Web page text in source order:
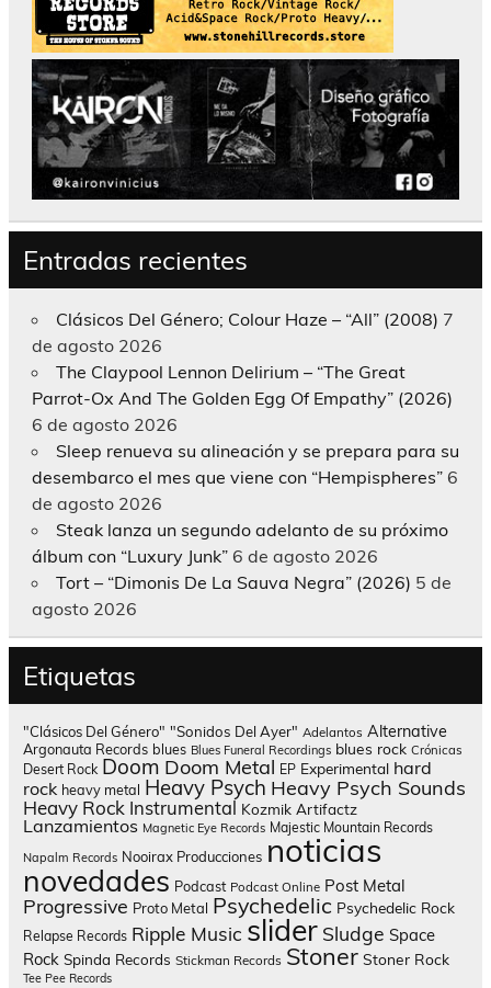
Entradas recientes
Clásicos Del Género; Colour Haze – “All” (2008) 7
de agosto 2026
The Claypool Lennon Delirium – “The Great
Parrot-Ox And The Golden Egg Of Empathy” (2026)
6 de agosto 2026
Sleep renueva su alineación y se prepara para su
desembarco el mes que viene con “Hempispheres” 6
de agosto 2026
Steak lanza un segundo adelanto de su próximo
álbum con “Luxury Junk” 6 de agosto 2026
Tort – “Dimonis De La Sauva Negra” (2026) 5 de
agosto 2026
Etiquetas
"Clásicos Del Género" "Sonidos Del Ayer" Adelantos Alternative
Argonauta Records blues Blues Funeral Recordings blues rock Crónicas
Desert Rock Doom Doom Metal EP Experimental hard
rock heavy metal Heavy Psych Heavy Psych Sounds
Heavy Rock Instrumental Kozmik Artifactz
Lanzamientos Magnetic Eye Records Majestic Mountain Records
Napalm Records Nooirax Producciones noticias
novedades Podcast Podcast Online Post Metal
Progressive Proto Metal Psychedelic Psychedelic Rock
Relapse Records Ripple Music slider Sludge Space
Rock Spinda Records Stickman Records Stoner Stoner Rock
Tee Pee Records